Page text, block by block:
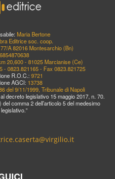
Maria Bertone
Editrice soc. coop.
A 82016 Montesarchio (Bn)
20,600 - 81025 Marcianise (Ce)
- 0823.821165 - Fax 0823.821725
R.O.C.: 9721
AGCI: 13738
del 9/11/1999, Tribunale di Napoli
decreto legislativo 15 maggio 2017, n. 70.
comma 2 dell’articolo 5 del medesimo